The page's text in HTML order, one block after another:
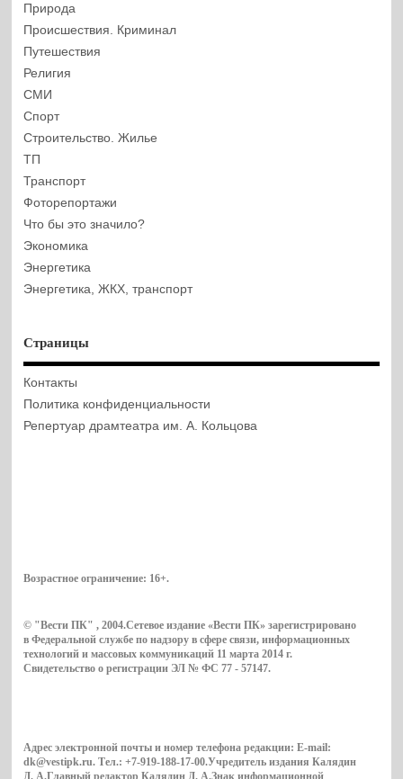
Природа
Происшествия. Криминал
Путешествия
Религия
СМИ
Спорт
Строительство. Жилье
ТП
Транспорт
Фоторепортажи
Что бы это значило?
Экономика
Энергетика
Энергетика, ЖКХ, транспорт
Страницы
Контакты
Политика конфиденциальности
Репертуар драмтеатра им. А. Кольцова
Возрастное ограничение: 16+.
© "Вести ПК" , 2004.Сетевое издание «Вести ПК» зарегистрировано
в Федеральной службе по надзору в сфере связи, информационных
технологий и массовых коммуникаций 11 марта 2014 г.
Свидетельство о регистрации ЭЛ № ФС 77 - 57147.
Адрес электронной почты и номер телефона редакции: E-mail:
dk@vestipk.ru. Тел.: +7-919-188-17-00.Учредитель издания Калядин
Д. А.Главный редактор Калядин Д. А.Знак информационной